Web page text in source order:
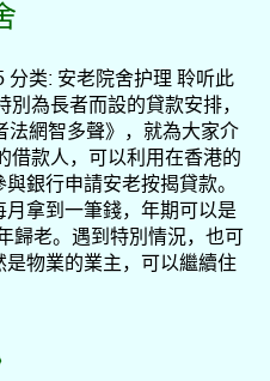
分类: 安老院舍护理 聆听此
為長者而設的貸款安排，
法網智多聲》，就為大家介
借款人，可以利用在香港的
銀行申請安老按揭貸款。
拿到一筆錢，年期可以是
歸老。遇到特別情況，也可
物業的業主，可以繼續住